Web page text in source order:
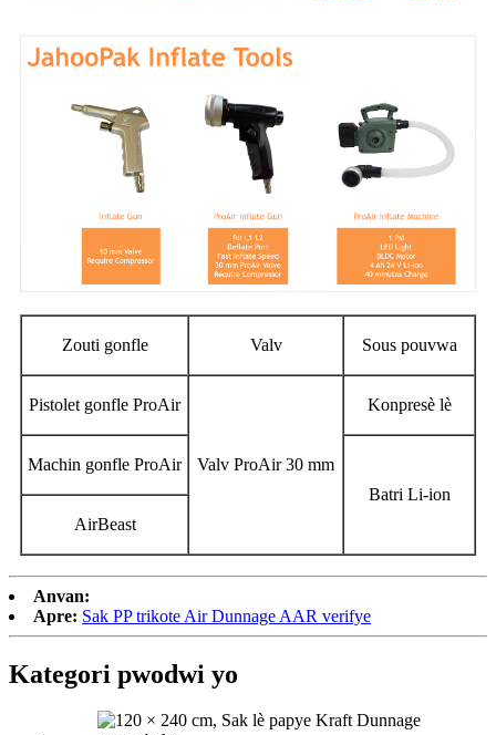
Zouti gonfle Valv Sous pouvwa
Pistolet gonfle ProAir
Valv ProAir 30 mm
Konpresè lè
Machin gonfle ProAir
Batri Li-ion
AirBeast
Anvan:
Apre: Sak PP trikote Air Dunnage AAR verifye
Kategori pwodwi yo